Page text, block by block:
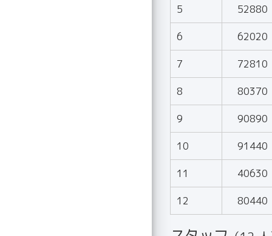
5 52880
6 62020
7 72810
8 80370
9 90890
10 91440
11 40630
12 80440